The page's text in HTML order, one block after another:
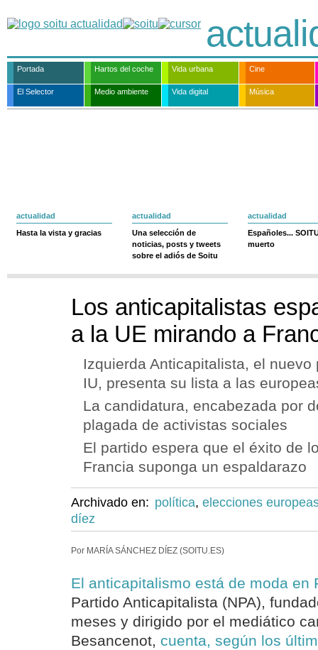
Portada Hartos del coche Vida urbana Cine
El Selector Medio ambiente Vida digital Música
actualidad
Hasta la vista y gracias
actualidad
Una selección de
noticias, posts y tweets
sobre el adiós de Soitu
actualidad
Españoles...
muerto
Los anticapitalistas
a la UE mirando a
Izquierda Anticapitalista, el
IU, presenta su lista a las
La candidatura, encabezada por
plagada de activistas sociales
El partido espera que el éxito de
Francia suponga un espaldarazo
Archivado en: política, elecciones
díez
Por MARÍA SÁNCHEZ DÍEZ (SOITU.ES)
El anticapitalismo está de moda en
Partido Anticapitalista (NPA),
meses y dirigido por el mediático
Besancenot, cuenta, según los